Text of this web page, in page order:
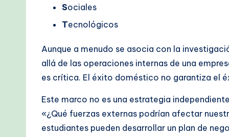
M
Sociales
Tecnológicos
Aunque a menudo se asocia con la
allá de las operaciones internas de una
es crítica. El éxito doméstico no garantiza el
Este marco no es una estrategia
«¿Qué fuerzas externas podrían afectar
estudiantes pueden desarrollar un plan de